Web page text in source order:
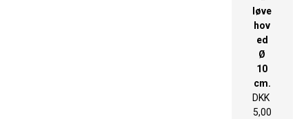
løve
hov
ed
Ø
10
cm.
DKK
5,00